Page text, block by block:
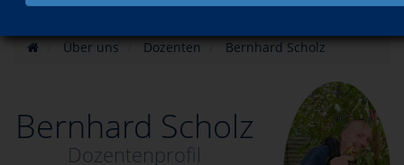
Über uns Dozenten Bernhard Scholz
Bernhard Scholz
Dozentenprofil